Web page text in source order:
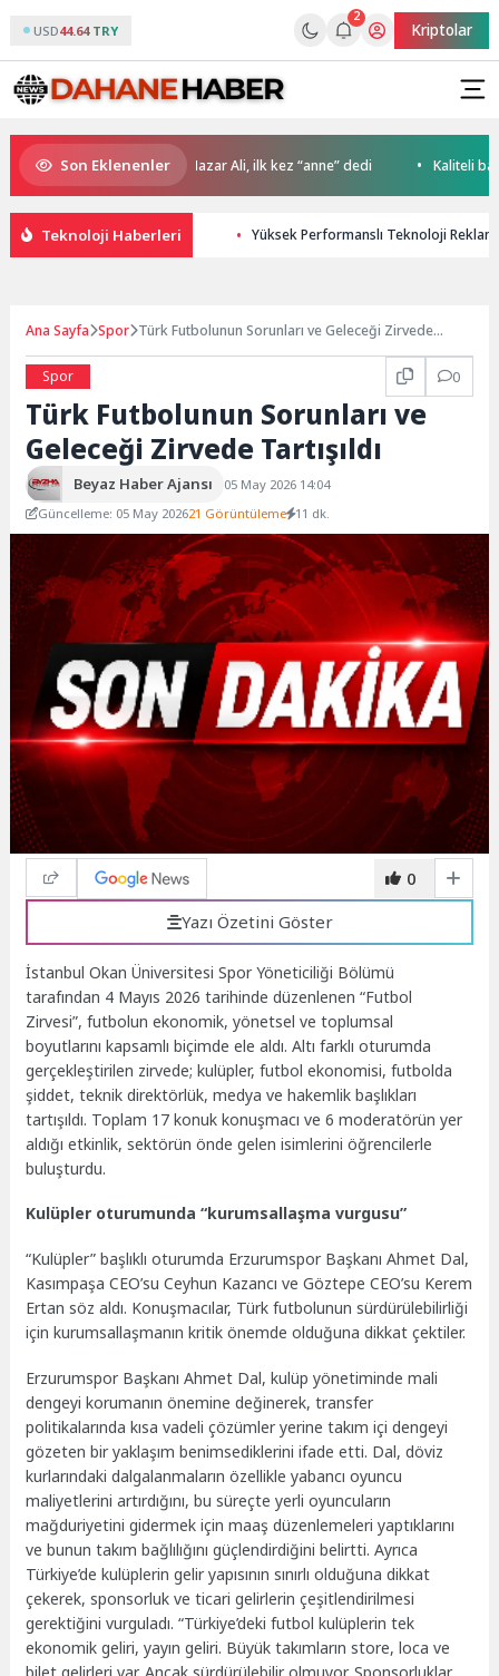
USD44.64 TRY
2
Kriptolar
Son Eklenenler
Minik Hazar Ali, ilk kez “anne” dedi Kaliteli balığın
Teknoloji Haberleri Yüksek Performanslı Teknoloji
Ana Sayfa Spor Türk Futbolunun Sorunları ve Geleceği Zirvede
Spor
0
Türk Futbolunun Sorunları ve
Geleceği Zirvede Tartışıldı
Beyaz Haber Ajansı
05 May 2026 14:04
Güncelleme: 05 May 202621 Görüntüleme 11 dk.
0
Yazı Özetini Göster
İstanbul Okan Üniversitesi Spor Yöneticiliği Bölümü
tarafından 4 Mayıs 2026 tarihinde düzenlenen “Futbol
Zirvesi”, futbolun ekonomik, yönetsel ve toplumsal
boyutlarını kapsamlı biçimde ele aldı. Altı farklı oturumda
gerçekleştirilen zirvede; kulüpler, futbol ekonomisi, futbolda
şiddet, teknik direktörlük, medya ve hakemlik başlıkları
tartışıldı. Toplam 17 konuk konuşmacı ve 6 moderatörün yer
aldığı etkinlik, sektörün önde gelen isimlerini öğrencilerle
buluşturdu.
Kulüpler oturumunda “kurumsallaşma vurgusu”
“Kulüpler” başlıklı oturumda Erzurumspor Başkanı Ahmet Dal,
Kasımpaşa CEO’su Ceyhun Kazancı ve Göztepe CEO’su Kerem
Ertan söz aldı. Konuşmacılar, Türk futbolunun sürdürülebilirliği
için kurumsallaşmanın kritik önemde olduğuna dikkat çektiler.
Erzurumspor Başkanı Ahmet Dal, kulüp yönetiminde mali
dengeyi korumanın önemine değinerek, transfer
politikalarında kısa vadeli çözümler yerine takım içi dengeyi
gözeten bir yaklaşım benimsediklerini ifade etti. Dal, döviz
kurlarındaki dalgalanmaların özellikle yabancı oyuncu
maliyetlerini artırdığını, bu süreçte yerli oyuncuların
mağduriyetini gidermek için maaş düzenlemeleri yaptıklarını
ve bunun takım bağlılığını güçlendirdiğini belirtti. Ayrıca
Türkiye’de kulüplerin gelir yapısının sınırlı olduğuna dikkat
çekerek, sponsorluk ve ticari gelirlerin çeşitlendirilmesi
gerektiğini vurguladı. “Türkiye’deki futbol kulüplerin tek
ekonomik geliri, yayın geliri. Büyük takımların store, loca ve